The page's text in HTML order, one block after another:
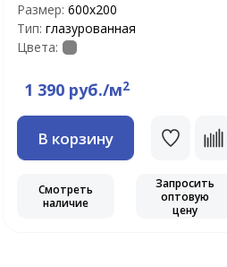
Размер: 600х200
Тип: глазурованная
Цвета:
1 390 руб./м2
В корзину
Смотреть
наличие
Запросить
оптовую
цену